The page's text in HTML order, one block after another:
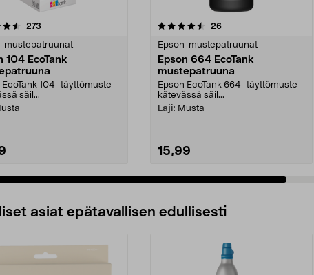
273
mustepatruunat
104 EcoTank
EcoTank 104 -täyttömuste
säil...
4.5 viidestä
26arvostelut
Epson-mustepatruunat
Epson 664 EcoTank
mustepatruuna
Epson EcoTank 664 -täyttömuste
kätevässä säil...
Laji: Musta
15,99
4.0 viidestä
asiat epätavallisen edullisesti